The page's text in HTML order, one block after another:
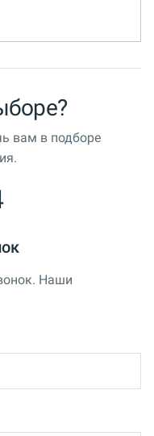
вам в подборе
Наши